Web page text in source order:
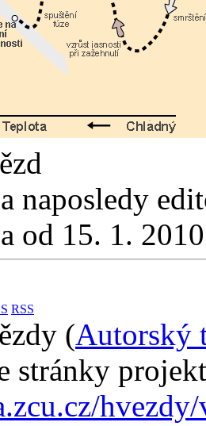
naposledy
od 15. 1.
RSS
(Autorský
stránky